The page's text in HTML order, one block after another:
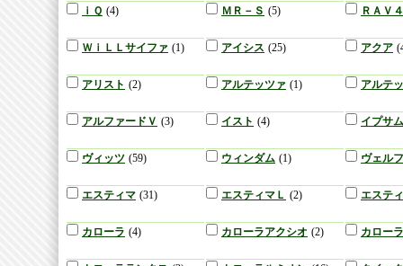
ｉＱ (4) ＭＲ－Ｓ (5) ＲＡＶ４
ＷｉＬＬサイファ (1) アイシス (25) アクア
アリスト (2) アルテッツァ (1) アルテ
アルファードＶ (3) イスト (4) イプサム
ヴィッツ (59) ウィンダム (1) ヴェル
エスティマ (31) エスティマＬ (2) エステ
カローラ (4) カローラアクシオ (2) カロー